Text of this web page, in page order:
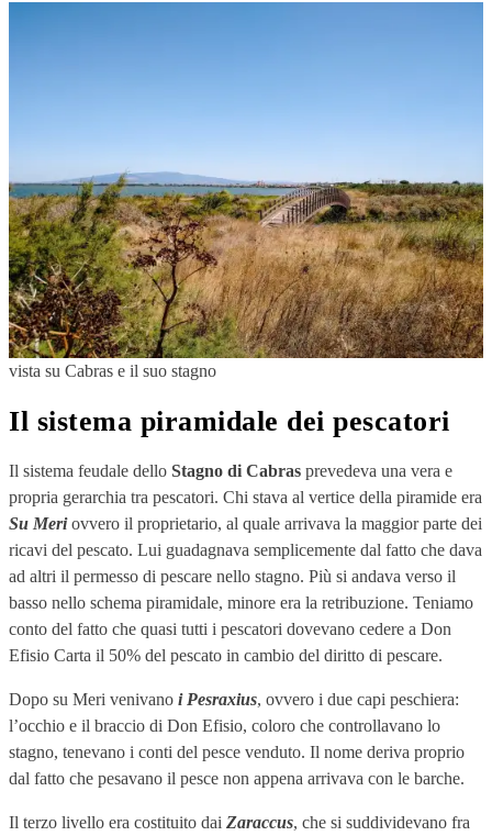
vista su Cabras e il suo stagno
Il sistema piramidale dei pescatori
Il sistema feudale dello Stagno di Cabras prevedeva una vera e
propria gerarchia tra pescatori. Chi stava al vertice della piramide era
Su Meriovvero il proprietario, al quale arrivava la maggior parte dei
ricavi del pescato. Lui guadagnava semplicemente dal fatto che dava
ad altri il permesso di pescare nello stagno. Più si andava verso il
basso nello schema piramidale, minore era la retribuzione. Teniamo
conto del fatto che quasi tutti i pescatori dovevano cedere a Don
Efisio Carta il 50% del pescato in cambio del diritto di pescare.
Dopo su Meri venivano i Pesraxius, ovvero i due capi peschiera:
l’occhio e il braccio di Don Efisio, coloro che controllavano lo
stagno, tenevano i conti del pesce venduto. Il nome deriva proprio
dal fatto che pesavano il pesce non appena arrivava con le barche.
Il terzo livello era costituito dai Zaraccus, che si suddividevano fra